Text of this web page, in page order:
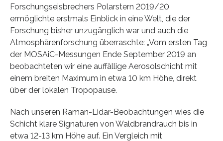
Forschungseisbrechers Polarstern 2019/20
ermöglichte erstmals Einblick in eine Welt, die der
Forschung bisher unzugänglich war und auch die
Atmosphärenforschung überraschte: „Vom ersten Tag
der MOSAiC-Messungen Ende September 2019 an
beobachteten wir eine auffällige Aerosolschicht mit
einem breiten Maximum in etwa 10 km Höhe, direkt
über der lokalen Tropopause.
Nach unseren Raman-Lidar-Beobachtungen wies die
Schicht klare Signaturen von Waldbrandrauch bis in
etwa 12-13 km Höhe auf. Ein Vergleich mit